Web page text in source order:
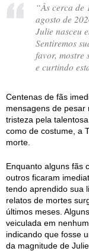
“Às cerca
agosto de
Julie nasceu
Sentiremos
favor, mostre
e curtindo
Centenas de fãs
mensagens de pesar
tristeza pela
como de costume, a
morte.
Enquanto alguns fãs
outros ficaram
tendo aprendido sua
relatos de mortes
últimos meses.
veiculada em
indicando que fosse
da magnitude de